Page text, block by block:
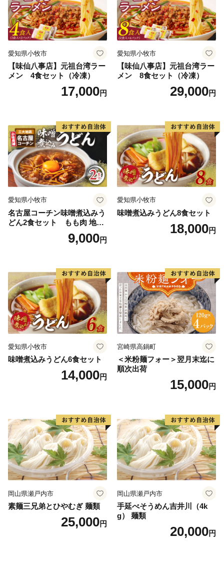
愛知県小牧市
【味仙八事店】元祖台湾ラー
メン 4食セット（冷凍）
17,000円
愛知県小牧市
【味仙八事店】元祖台湾ラー
メン 8食セット（冷凍）
29,000円
愛知県小牧市
名古屋コーチン味噌煮込みう
どん2食セット もも肉 地鶏
9,000円
愛知県小牧市
味噌煮込みうどん8食セット
18,000円
愛知県小牧市
味噌煮込みうどん6食セット
14,000円
宮崎県高鍋町
＜米粉麺フォー＞翌月末迄に
順次出荷
15,000円
岡山県瀬戸内市
素麺三兄弟とひやむぎ 麺類
25,000円
岡山県瀬戸内市
手延べそうめん吉井川（4k
g） 麺類
20,000円